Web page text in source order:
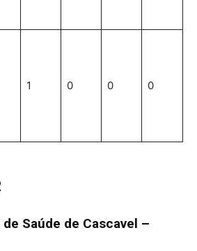
1 0 0 0
Saúde de Cascavel –